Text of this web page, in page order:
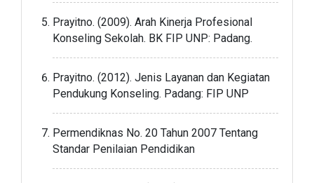
Prayitno. (2009). Arah Kinerja Profesional
Konseling Sekolah. BK FIP UNP: Padang.
Prayitno. (2012). Jenis Layanan dan Kegiatan
Pendukung Konseling. Padang: FIP UNP
Permendiknas No. 20 Tahun 2007 Tentang
Standar Penilaian Pendidikan